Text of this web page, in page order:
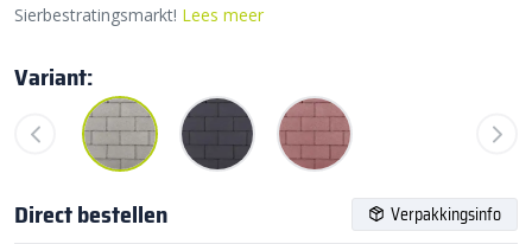
Sierbestratingsmarkt! Lees meer
Variant:
Direct bestellen Verpakkingsinfo